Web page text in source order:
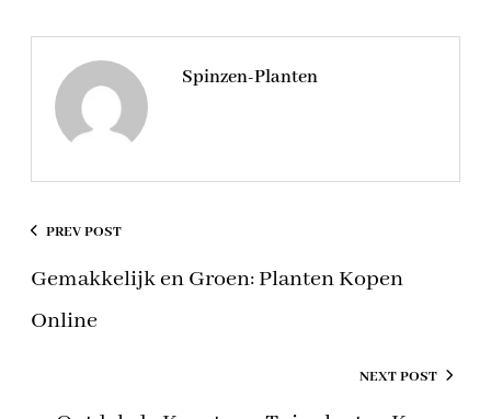
Spinzen-Planten
PREV POST
Gemakkelijk en Groen: Planten Kopen
Online
NEXT POST